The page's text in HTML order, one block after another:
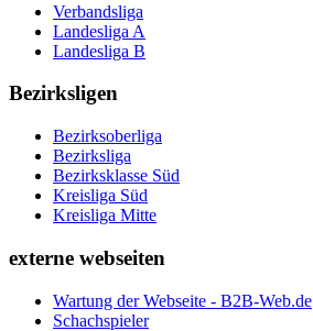
Verbandsliga
Landesliga A
Landesliga B
Bezirksligen
Bezirksoberliga
Bezirksliga
Bezirksklasse Süd
Kreisliga Süd
Kreisliga Mitte
externe webseiten
Wartung der Webseite - B2B-Web.de
Schachspieler